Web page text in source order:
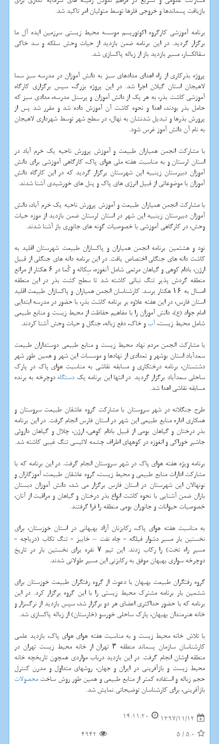
بازیافت پسماندها و خروجی فلرها توسط متولیان امر تاكید شد.
برنامه آموزشی كارگروه اكوتوریسم موسسه محیط زیستی سرزمین ایده آل ما
برگزار گردید. در این برنامه ضمن بازدید از حیات وحش سلكه و سد خاكی
سقالكسار، مسیر بازدید باز از زباله پاكسازی شد.
پروژه بذركاری از راه اهدای مدادهای سبز به دانش آموزان در مدرسه سبز سما
لاهیجان استان گیلان اجرا شد. در این پروژه بزرگ، سپس برگزاری كارگاه
آموزشی كاشت بذر، به هر یك از دانش آموزان و پرسنل مدرسه، مدادی سبز كه
حامل بذر بودند، اهدا و نحوه كاشت آن آموزش داده شد و مقرر شد پس از
پرورش بذرها و تبدیل شدنشان به نهال، در سطح شهر توسط شهرداری لاهیجان
به نام آن دانش آموز غرس شود.
با مشاركت انجمن همیاران طبیعت و آموزش پرورش ناحیه یك خرم آباد در
استان لرستان و به مناسبت هفته ملی هوای پاك، كارگاهی آموزشی برای دانش
آموزان دبیرستان زینبیه این شهرستان برگزار گردید كه در این كارگاه دانش
آموزان با موضوعاتی از قبیل انرژی های پاك و پنل های خورشیدی آشنا شدند.
با مشاركت انجمن همیاران طبیعت و آموزش پرورش ناحیه یك خرم آباد، دانش
آموزان دبیرستان زینبیه این شهر در استان لرستان ضمن بازدید از موزه حیات
وحش، در كارگاهی آموزشی با خصوصیات گونه های جانوری باز آشنا شدند.
نود و هشتمین برنامه انجمن همیاران و پاكسازان طبیعت شهرستان اقلید به
كاشت دانه های جنگلی اختصاص یافت. در این برنامه دانه های جنگلی از قبیل
ارژن، بادام كوهی و گیاهان مرتعی شامل آنغوزه، سِكاله و كُما در ۶ هكتار از مراتع
منطقه گردش پذیر تنگ نباتی كاشته شد تا سطح كشت بذر در این منطقه
امسال به ۱۶ هكتار برسد. كارشناسان انجمن همیاران و پاكسازان طبیعت اقلید
استان فارس، در این هفته علاوه بر برنامه كاشت بذر، با حضور در مدرسه ابتدایی
امام جواد (ع)، دانش آموزان را با مفاهیم حفاظت از محیط زیست و منابع طبیعی
شامل محیط زیست، آبو خاك، دفع زباله، جنگل و حیات وحش آشنا كردند.
با مشاركت انجمن مردم نهاد محیط زیست و منابع طبیعی دوستداران طبیعت
سعدآباد استان بوشهر و تعدادی از نهادها و موسسات این شهر و همین طور شهر
دشتستان، برنامه درختكاری و مسابقه نقاشی به مناسبت هوای پاك در پارك
ساحلی سعدآباد برگزار گردید. در انتها این برنامه یك دستگاه دوچرخه به برنده
مسابقه نقاشی اهدا شد.
طرح جنگلانه در شهر سروستان با مشاركت گروه عاشقان طبیعت سروستان و
همكاری اداره منابع طبیعی این شهر در استان فارس انجام گرفت. در این برنامه
بذر درختان و گیاهان بومی از قبیل بادام كوهی، ارژن، چلال و گیاهان داروئی
جاشیر خوراكی و انغوزه در كوههای اطراف چشمه لائیسی تنگ غیبی كاشته شد.
برنامه ویژه هفته هوای پاك در شهر سروستان انجام گرفت. در این برنامه كه با
مشاركت ادارات منابع طبیعی و محیط زیست، گروه عاشقان طبیعت، آموزگاران و
نونهالان این شهرستان در استان فارس برگزار می شد، دانش آموزان دبستان
باران ضمن آشنایی با نحوه كاشت انواع بذر درختان و گیاهان و مراقبت از آنان،
خصوصیات حیوانات و جانوران بومی منطقه را فرا گرفتند.
به مناسبت هفته هوای پاك، ركابزنان آزاد بهبهانی در استان خوزستان، برای
نخستین بار مسیر دشوار فیلگه - چاه نفت – خاییز - تنگ تكاب (دریاچه -
مسیر راه تخت) را ركاب زدند. این تیم ۷ نفره برای نخستین بار در تاریخ
دوچرخه سواری بهبهان موفق به ركابزنی این مسیر طولانی شدند.
گروه رفتگران طبیعت بهبهان با دعوت از گروه رفتگران طبیعت خوزستان برای
ششمین بار برنامه مشترك محیط زیستی را با این گروه برگزار كرد. در این
برنامه كه با حضور حداكثری اعضای هر دو برگزار شد، سپس بازدید از نرگسزار و
خانه هنرمندان بهبهان، پارك ساحلی خورسو (خارستان) از زباله پاكسازی شد.
با تلاش خانه محیط زیست و به مناسبت هفته هوای هوای پاك، بازدید علمی
كارشناسان سازمان پسماند منطقه ۳ تهران از خانه محیط زیست تهران در
منطقه اوشان انجام گرفت. در این بازدید درباب مواردی همچون تاریخچه خانه
محیط زیست و بازآفرینی در ایران و جهان، روشهای متداول و مدرن كنترل
حجم زباله و استفاده كمتر از منابع طبیعی و همین طور روش ساختمحصولات
بازآفرینی، برای كارشناسان توضیحاتی نمایش شد.
1397/11/12
14:11:20
5.0
/
5
4942